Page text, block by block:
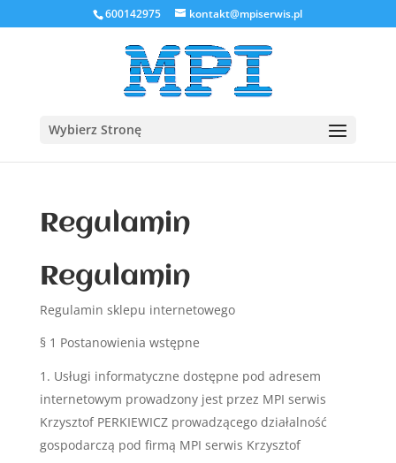
600142975 kontakt@mpiserwis.pl
Wybierz Stronę
Regulamin
Regulamin
Regulamin sklepu internetowego
§ 1 Postanowienia wstępne
Usługi informatyczne dostępne pod adresem
internetowym prowadzony jest przez MPI serwis
Krzysztof PERKIEWICZ prowadzącego działalność
gospodarczą pod firmą MPI serwis Krzysztof